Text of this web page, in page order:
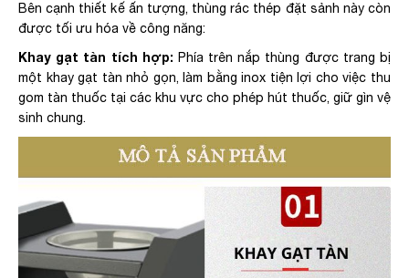
Bên cạnh thiết kế ấn tượng, thùng rác thép đặt sảnh này còn
được tối ưu hóa về công năng:
Khay gạt tàn tích hợp: Phía trên nắp thùng được trang bị
một khay gạt tàn nhỏ gọn, làm bằng inox tiện lợi cho việc thu
gom tàn thuốc tại các khu vực cho phép hút thuốc, giữ gìn vệ
sinh chung.